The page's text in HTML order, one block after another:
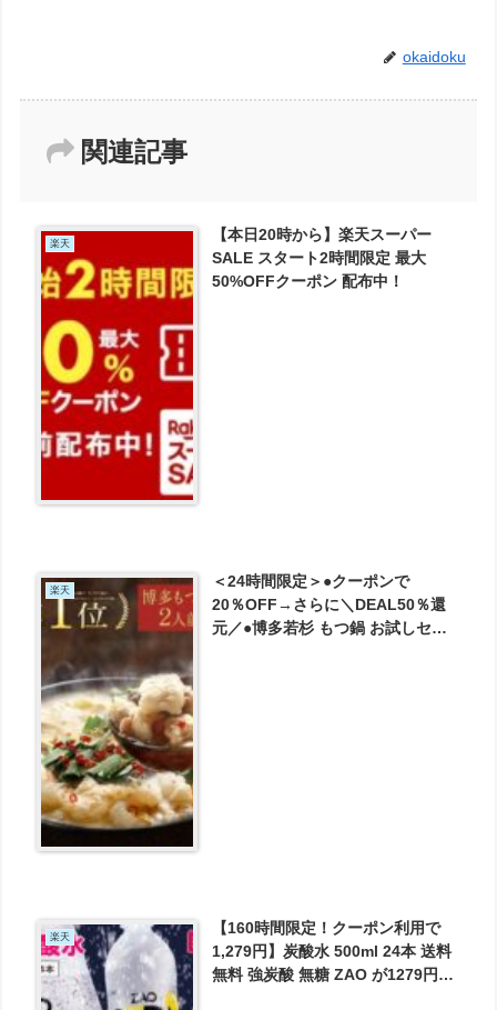
okaidoku
関連記事
楽天
【本日20時から】楽天スーパー
SALE スタート2時間限定 最大
50%OFFクーポン 配布中！
楽天
＜24時間限定＞●クーポンで
20％OFF→さらに＼DEAL50％還
元／●博多若杉 もつ鍋 お試しセッ
楽天
【160時間限定！クーポン利用で
1,279円】炭酸水 500ml 24本 送料
無料 強炭酸 無糖 ZAO が1279円と